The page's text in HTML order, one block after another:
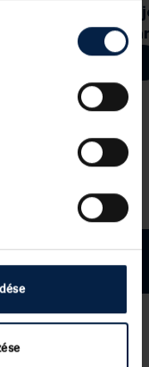
Ikonikus
Laneige